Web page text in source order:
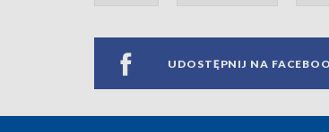
UDOSTĘPNIJ NA